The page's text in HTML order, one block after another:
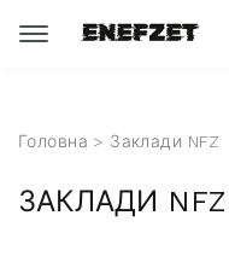
Головна > Заклади NFZ
ЗАКЛАДИ